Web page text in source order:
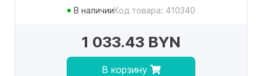
В наличииКод товара: 410340
1 033.43 BYN
В корзину